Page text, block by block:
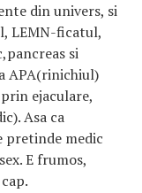
din univers, si
LEMN-ficatul,
si
APA(rinichiul)
ejaculare,
Asa ca
pretinde medic
E frumos,